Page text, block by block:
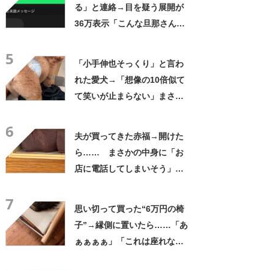
る」と連絡→目を疑う展開が
36万表示「こんな旦那さん羨
5
「小手伸也そっくり」と言わ
れた愛犬→「想像の10倍似て
て笑いが止まらない」まさか
6
夫が買ってきた赤福→開けた
ら…… まさかの中身に「お
店に電話してしまいそう」
7
思い切って買った“6万円の椅
子”→縁側に置いたら……「あ
ぁぁぁぁ」「これは座れな